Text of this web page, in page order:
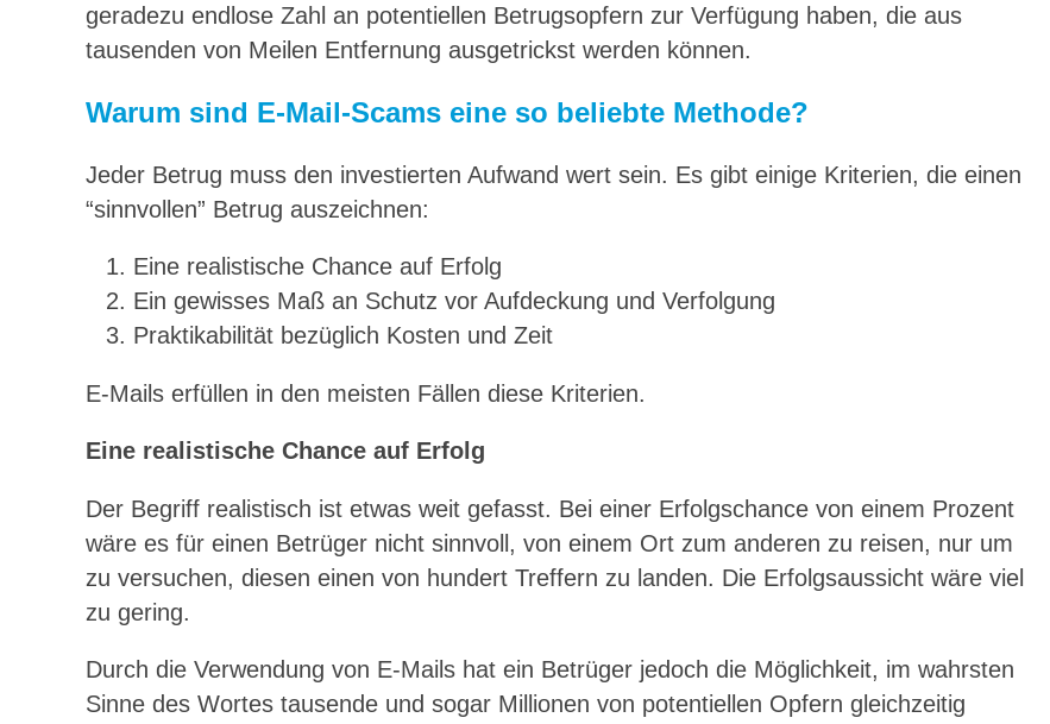
geradezu endlose Zahl an potentiellen Betrugsopfern zur Verfügung haben, die aus
tausenden von Meilen Entfernung ausgetrickst werden können.
Warum sind E-Mail-Scams eine so beliebte Methode?
Jeder Betrug muss den investierten Aufwand wert sein. Es gibt einige Kriterien, die einen
“sinnvollen” Betrug auszeichnen:
Eine realistische Chance auf Erfolg
Ein gewisses Maß an Schutz vor Aufdeckung und Verfolgung
Praktikabilität bezüglich Kosten und Zeit
E-Mails erfüllen in den meisten Fällen diese Kriterien.
Eine realistische Chance auf Erfolg
Der Begriff realistisch ist etwas weit gefasst. Bei einer Erfolgschance von einem Prozent
wäre es für einen Betrüger nicht sinnvoll, von einem Ort zum anderen zu reisen, nur um
zu versuchen, diesen einen von hundert Treffern zu landen. Die Erfolgsaussicht wäre viel
zu gering.
Durch die Verwendung von E-Mails hat ein Betrüger jedoch die Möglichkeit, im wahrsten
Sinne des Wortes tausende und sogar Millionen von potentiellen Opfern gleichzeitig